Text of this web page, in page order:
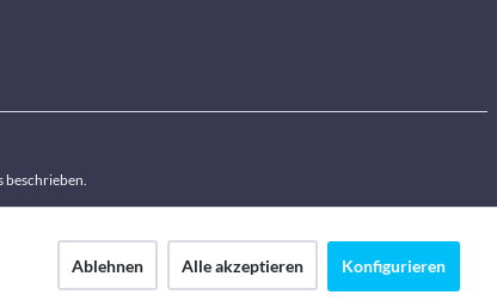
beschrieben.
Ablehnen Alle akzeptieren Konfigurieren